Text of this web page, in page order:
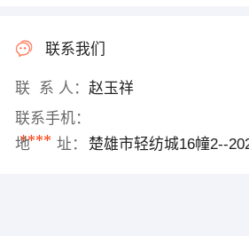
联系我们
联 系 人： 赵玉祥
联系手机：
****
地 址： 楚雄市轻纺城16幢2--